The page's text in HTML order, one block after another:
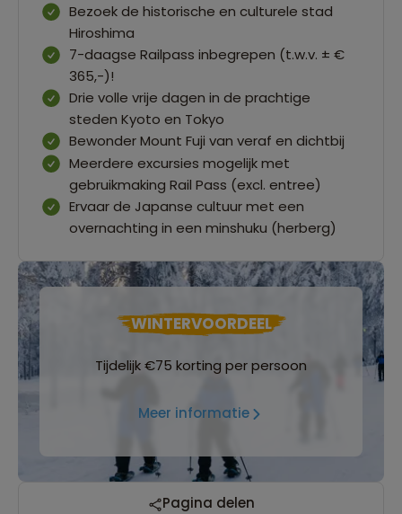
Bezoek de historische en culturele stad
Hiroshima
7-daagse Railpass inbegrepen (t.w.v. ± €
365,-)!
Drie volle vrije dagen in de prachtige
steden Kyoto en Tokyo
Bewonder Mount Fuji van veraf en dichtbij
Meerdere excursies mogelijk met
gebruikmaking Rail Pass (excl. entree)
Ervaar de Japanse cultuur met een
overnachting in een minshuku (herberg)
WINTERVOORDEEL
Tijdelijk €75 korting per persoon
Meer informatie
Pagina delen
Reizen met oog voor mens, cultuur en milieu